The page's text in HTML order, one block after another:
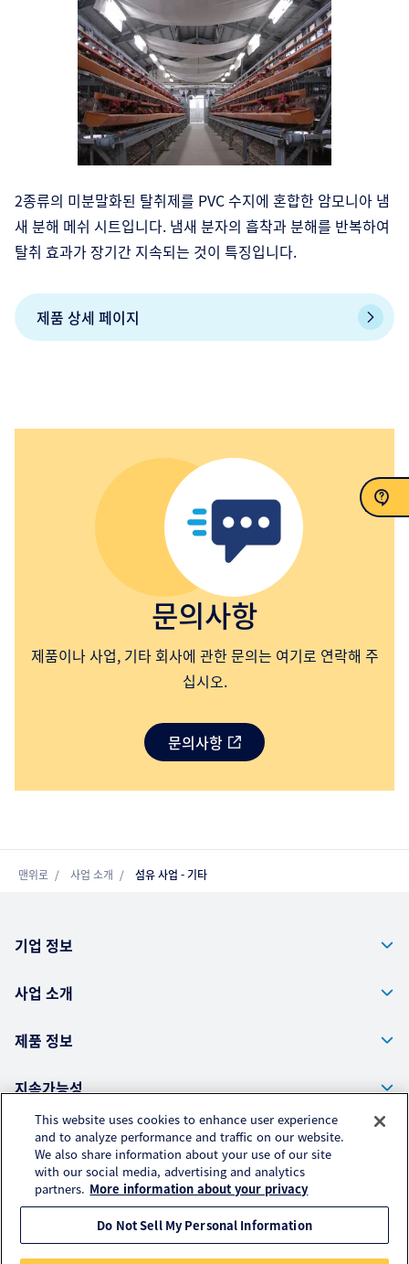
2종류의 미분말화된 탈취제를 PVC 수지에 혼합한 암모니아 냄
새 분해 메쉬 시트입니다. 냄새 분자의 흡착과 분해를 반복하여
탈취 효과가 장기간 지속되는 것이 특징입니다.
제품 상세 페이지
문의사항
제품이나 사업, 기타 회사에 관한 문의는 여기로 연락해 주
십시오.
문의사항
맨위로 사업 소개 섬유 사업 - 기타
기업 정보
사업 소개
제품 정보
지속가능성
Kuraray Co., Ltd. Corporate Website
개인 정보 보호 정책(English)
액세스 데이터의 취급에 대해서(English)
This website uses cookies to enhance user experience
and to analyze performance and traffic on our website.
We also share information about your use of our site
with our social media, advertising and analytics
partners. More information about your privacy
Do Not Sell My Personal Information